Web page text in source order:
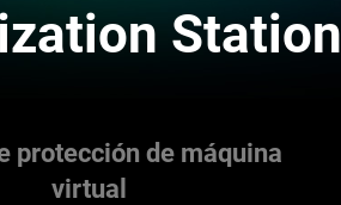
Station
protección de máquina
virtual